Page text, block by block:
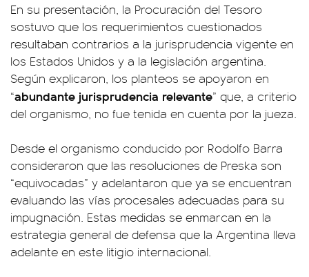
En su presentación, la Procuración del Tesoro
sostuvo que los requerimientos cuestionados
resultaban contrarios a la jurisprudencia vigente en
los Estados Unidos y a la legislación argentina.
Según explicaron, los planteos se apoyaron en
“abundante jurisprudencia relevante” que, a criterio
del organismo, no fue tenida en cuenta por la jueza.
Desde el organismo conducido por Rodolfo Barra
consideraron que las resoluciones de Preska son
“equivocadas” y adelantaron que ya se encuentran
evaluando las vías procesales adecuadas para su
impugnación. Estas medidas se enmarcan en la
estrategia general de defensa que la Argentina lleva
adelante en este litigio internacional.